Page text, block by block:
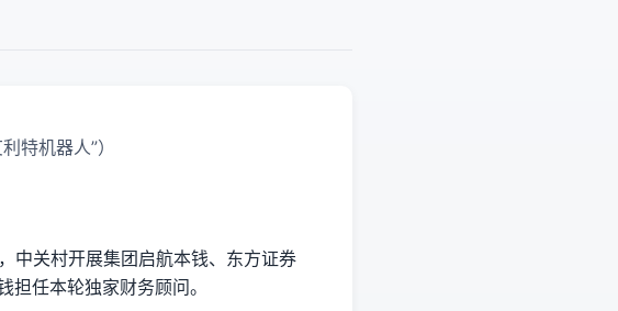
特机器人”）
中关村开展集团启航本钱、东方证券
任本轮独家财务顾问。